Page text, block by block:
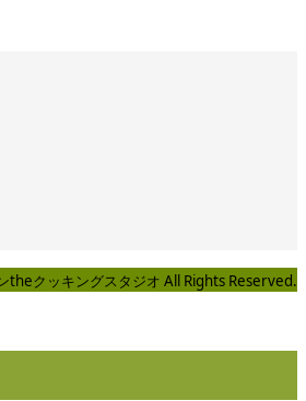
theクッキングスタジオ All Rights Reserved.